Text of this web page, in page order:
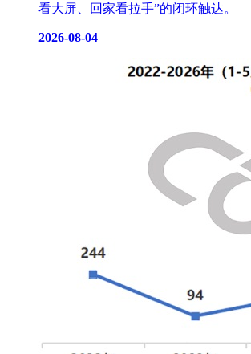
看大屏、回家看拉手”的闭环触达。
2026-08-04